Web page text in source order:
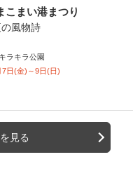
こまい港まつり
風物詩
ラキラ公園
7日(金)～9日(日)
見る